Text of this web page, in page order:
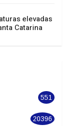
têm alerta
Catarina